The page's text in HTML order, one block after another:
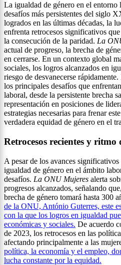
La igualdad de género en el entorno
desafíos más persistentes del siglo
logrados en las últimas décadas, la
enfrenta retrocesos significativos
la consecución de la paridad. La
actual de progreso, la brecha de
en cerrarse. En un contexto global
sociales, los logros alcanzados en
riesgo de desvanecerse
los principales desafíos que
laboral, desde la persistente brecha
representación en posiciones de
estrategias necesarias para frenar
verdadera equidad de género en el
Retrocesos recientes y
A pesar de los avances
igualdad de género en el ámbito
desafíos. La ONU Mujeres alerta
progresos alcanzados, señalando
brecha de género tomará hasta 300
de la ONU, António Guterres, este
con la que los logros en igualdad
económicas y sociales. De acuerdo
de 2023, los retrocesos en las
afectando principalmente a las
política, la economía y el empleo,
lucha constante por la equidad.